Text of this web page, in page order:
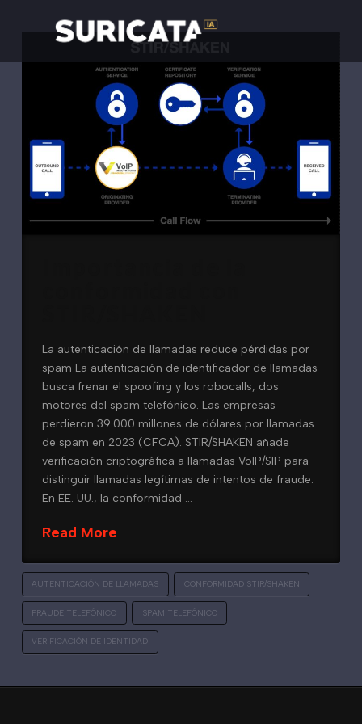
La autenticación de llamadas reduce pérdidas por
spam La autenticación de identificador de llamadas
busca frenar el spoofing y los robocalls, dos
motores del spam telefónico. Las empresas
perdieron 39.000 millones de dólares por llamadas
de spam en 2023 (CFCA). STIR/SHAKEN añade
verificación criptográfica a llamadas VoIP/SIP para
distinguir llamadas legítimas de intentos de fraude.
En EE. UU., la conformidad …
Read More
AUTENTICACIÓN DE LLAMADAS CONFORMIDAD STIR/SHAKEN
FRAUDE TELEFÓNICO SPAM TELEFÓNICO
VERIFICACIÓN DE IDENTIDAD